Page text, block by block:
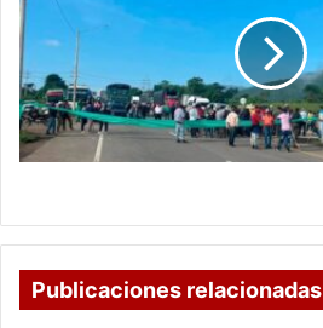
el
paro
de
campesinos
en
Colombia
Publicaciones relacionadas